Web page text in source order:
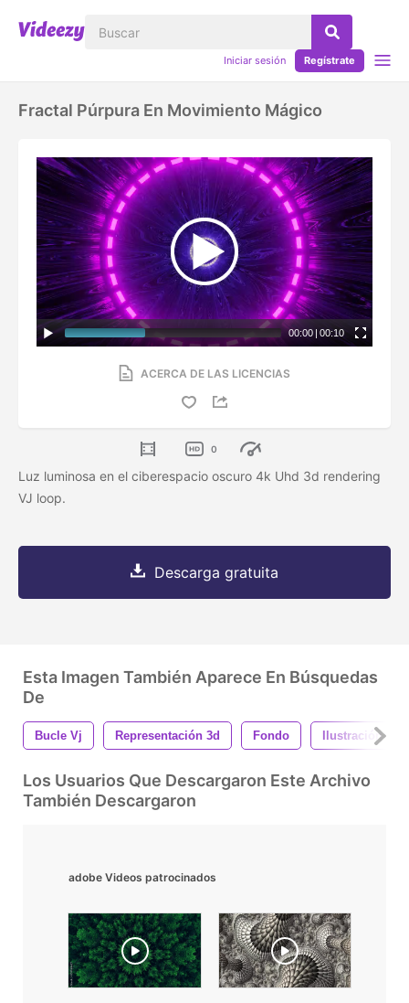
Iniciar sesión Regístrate
Fractal Púrpura En Movimiento Mágico
00:00 | 00:10
ACERCA DE LAS LICENCIAS
0
Luz luminosa en el ciberespacio oscuro 4k Uhd 3d rendering
VJ loop.
Descarga gratuita
Esta Imagen También Aparece En Búsquedas
De
Bucle Vj Representación 3d Fondo Ilustración 3d
Los Usuarios Que Descargaron Este Archivo
También Descargaron
adobe Videos patrocinados